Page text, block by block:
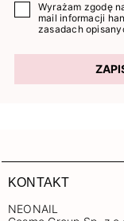
Wyrażam zgodę
mail informacji
zasadach
KONTAKT
NEONAIL